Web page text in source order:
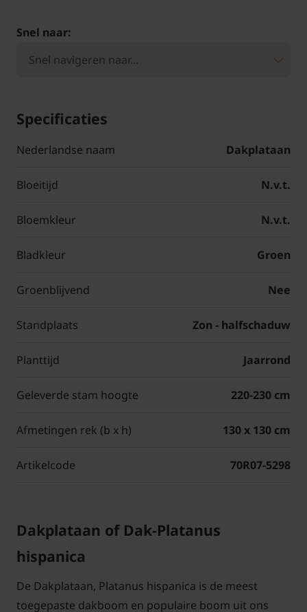
Snel naar:
Specificaties
Nederlandse naam Dakplataan
Bloeitijd N.v.t.
Bloemkleur N.v.t.
Bladkleur Groen
Groenblijvend Nee
Standplaats Zon - halfschaduw
Planttijd Jaarrond
Geleverde stam hoogte 220-230 cm
Afmetingen rek (b x h) 130 x 130 cm
Artikelcode 70R07-5298
Dakplataan of Dak-Platanus
hispanica
De Dakplataan, Platanus hispanica is de meest
toegepaste dakboom en populaire boom uit ons